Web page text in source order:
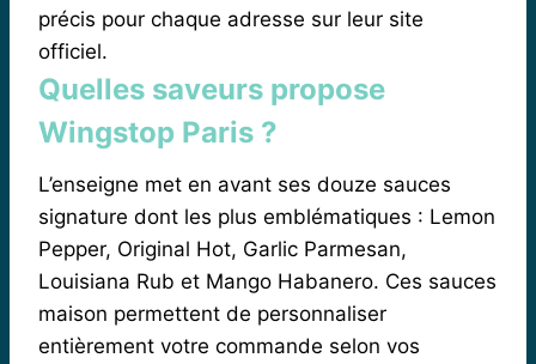
précis pour chaque adresse sur leur site
officiel.
Quelles saveurs propose
Wingstop Paris ?
L’enseigne met en avant ses douze sauces
signature dont les plus emblématiques : Lemon
Pepper, Original Hot, Garlic Parmesan,
Louisiana Rub et Mango Habanero. Ces sauces
maison permettent de personnaliser
entièrement votre commande selon vos